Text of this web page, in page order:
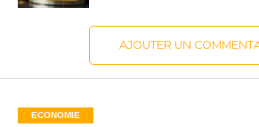
AJOUTER UN
ECONOMIE